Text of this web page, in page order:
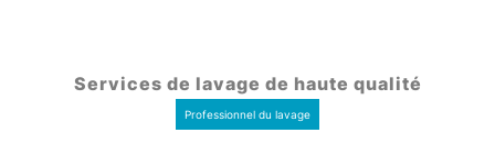
Services de lavage de haute qualité
Professionnel du lavage